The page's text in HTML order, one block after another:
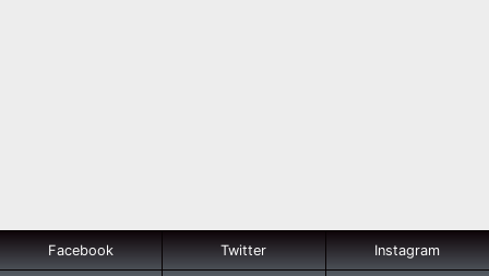
Facebook Twitter Instagram